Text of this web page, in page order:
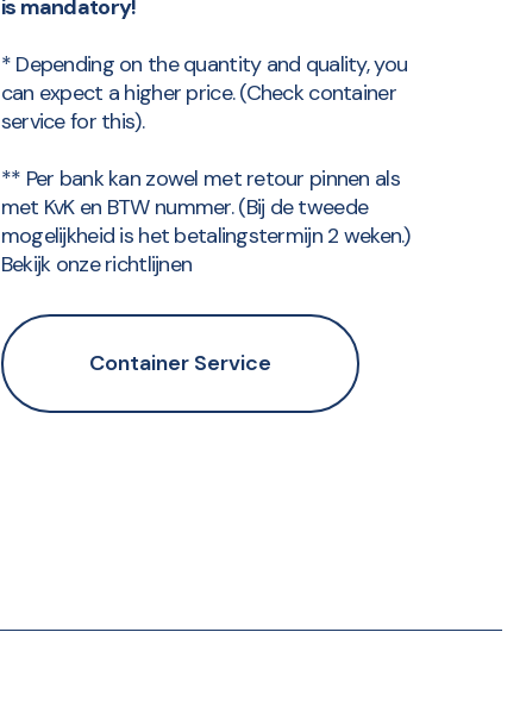
is mandatory!
* Depending on the quantity and quality, you
can expect a higher price. (Check container
service for this).
** Per bank kan zowel met retour pinnen als
met KvK en BTW nummer. (Bij de tweede
mogelijkheid is het betalingstermijn 2 weken.)
Bekijk onze richtlijnen
Container Service